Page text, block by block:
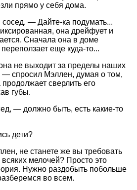
прямо у себя дома.
— Дайте-ка подумать...
она дрейфует и
Сначала она в доме
еще куда-то...
не выходит за пределы наших
— спросил Мэллен, думая о том,
сверлить его
губы.
— должно быть, есть какие-то
дети?
не станете же вы требовать
мелочей? Просто это
Нужно раздобыть побольше
во всем.